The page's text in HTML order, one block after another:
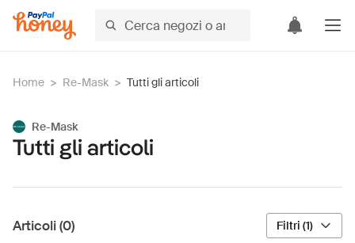
Home > Re-Mask > Tutti gli articoli
Re-Mask
Tutti gli articoli
Articoli (0) Filtri (1)